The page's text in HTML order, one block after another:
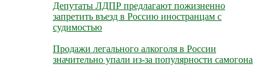
Депутаты ЛДПР предлагают пожизненно
запретить въезд в Россию иностранцам с
судимостью
Продажи легального алкоголя в России
значительно упали из-за популярности самогона